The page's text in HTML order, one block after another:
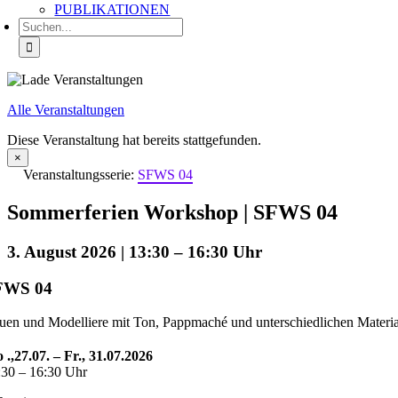
PUBLIKATIONEN
Suche
nach:
Alle Veranstaltungen
Diese Veranstaltung hat bereits stattgefunden.
×
Veranstaltungsserie: SFWS 04
Sommerferien Workshop | SFWS 04
3. August 2026 | 13:30 – 16:30
04
und Modelliere mit Ton, Pappmaché und unterschiedlichen
.,27.07. – Fr., 31.07.2026
– 16:30 Uhr